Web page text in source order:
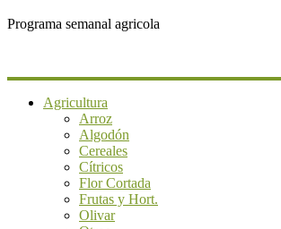
Programa semanal agricola
Agricultura
Arroz
Algodón
Cereales
Cítricos
Flor Cortada
Frutas y Hort.
Olivar